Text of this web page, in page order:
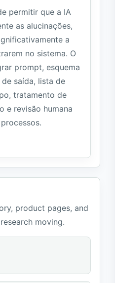
permitir que a IA
as alucinações,
a
no sistema. O
prompt, esquema
saída, lista de
tratamento de
e revisão humana
product pages, and
moving.